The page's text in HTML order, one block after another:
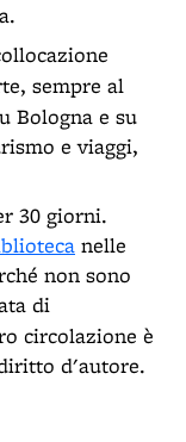
sempre al
Bologna e su
e viaggi,
30 giorni.
nelle
non sono
di
circolazione è
d'autore.